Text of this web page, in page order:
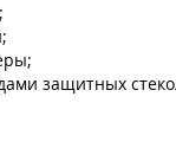
защитных